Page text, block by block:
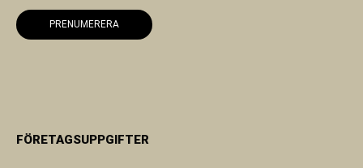
PRENUMERERA
FÖRETAGSUPPGIFTER